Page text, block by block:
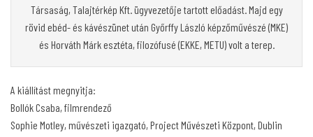
Társaság, Talajtérkép Kft. ügyvezetője tartott előadást. Majd egy
rövid ebéd- és kávészünet után Győrffy László képzőművészé (MKE)
és Horváth Márk esztéta, filozófusé (EKKE, METU) volt a terep.
A kiállítást megnyitja:
Bollók Csaba, filmrendező
Sophie Motley, művészeti igazgató, Project Művészeti Központ, Dublin